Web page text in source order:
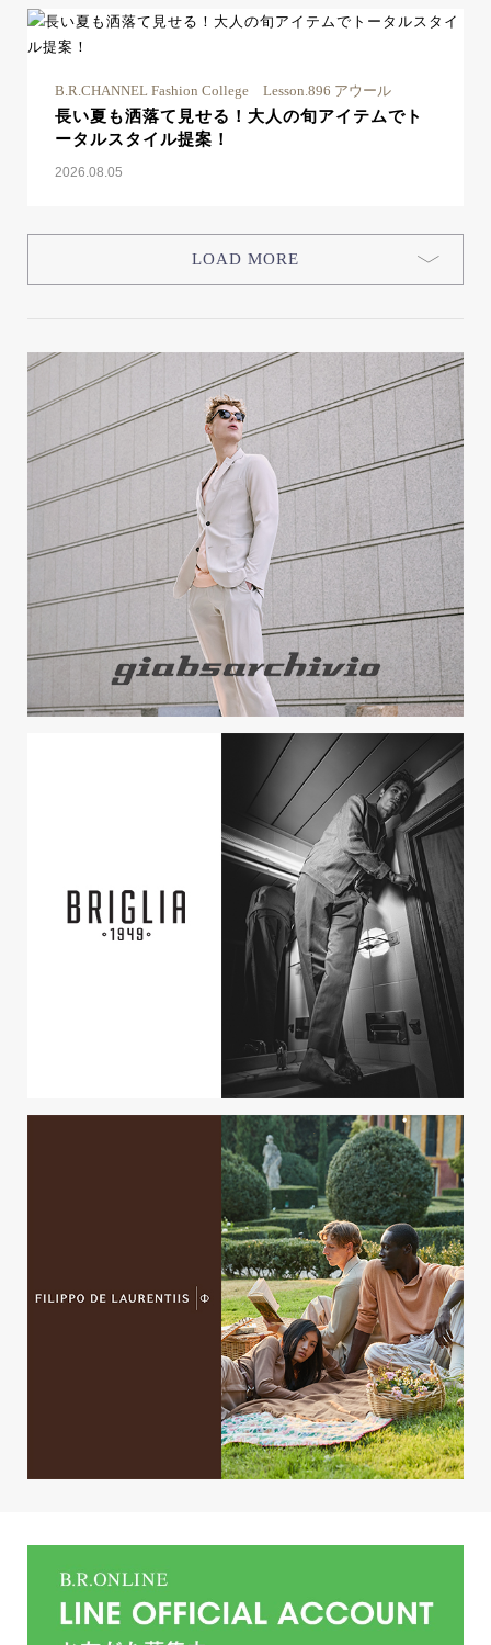
B.R.CHANNEL Fashion College Lesson.896 アウール
長い夏も洒落て見せる！大人の旬アイテムでト
ータルスタイル提案！
2026.08.05
LOAD MORE